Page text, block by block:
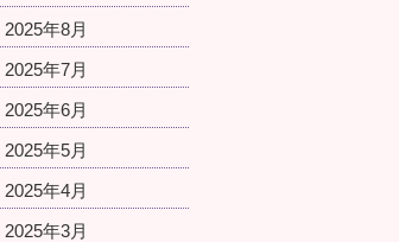
2025年8月
2025年7月
2025年6月
2025年5月
2025年4月
2025年3月